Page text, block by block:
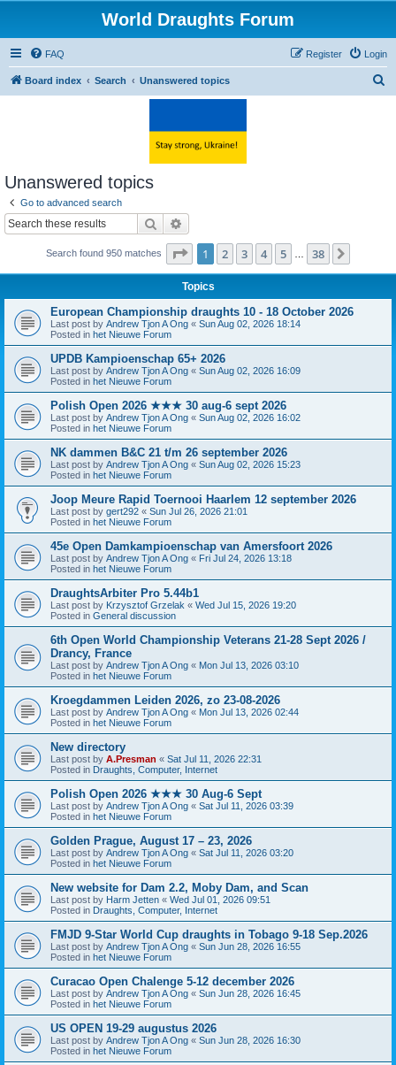
World Draughts Forum
FAQ Login
Register
Board index Search Unanswered topics
Unanswered topics
Go to advanced search
Search
Search found 950 matches Page 1of 38
1 2 3 4 5 … 38
Topics
European Championship draughts 10 - 18 October 2026
Last post by Andrew Tjon A Ong « Sun Aug 02, 2026 18:14
Posted in het Nieuwe Forum
UPDB Kampioenschap 65+ 2026
Last post by Andrew Tjon A Ong « Sun Aug 02, 2026 16:09
Posted in het Nieuwe Forum
Polish Open 2026 ★★★ 30 aug-6 sept 2026
Last post by Andrew Tjon A Ong « Sun Aug 02, 2026 16:02
Posted in het Nieuwe Forum
NK dammen B&C 21 t/m 26 september 2026
Last post by Andrew Tjon A Ong « Sun Aug 02, 2026 15:23
Posted in het Nieuwe Forum
Joop Meure Rapid Toernooi Haarlem 12 september 2026
Last post by gert292 « Sun Jul 26, 2026 21:01
Posted in het Nieuwe Forum
45e Open Damkampioenschap van Amersfoort 2026
Last post by Andrew Tjon A Ong « Fri Jul 24, 2026 13:18
Posted in het Nieuwe Forum
DraughtsArbiter Pro 5.44b1
Last post by Krzysztof Grzelak « Wed Jul 15, 2026 19:20
Posted in General discussion
6th Open World Championship Veterans 21-28 Sept 2026 /
Drancy, France
Last post by Andrew Tjon A Ong « Mon Jul 13, 2026 03:10
Posted in het Nieuwe Forum
Kroegdammen Leiden 2026, zo 23-08-2026
Last post by Andrew Tjon A Ong « Mon Jul 13, 2026 02:44
Posted in het Nieuwe Forum
New directory
Last post by A.Presman « Sat Jul 11, 2026 22:31
Posted in Draughts, Computer, Internet
Polish Open 2026 ★★★ 30 Aug-6 Sept
Last post by Andrew Tjon A Ong « Sat Jul 11, 2026 03:39
Posted in het Nieuwe Forum
Golden Prague, August 17 – 23, 2026
Last post by Andrew Tjon A Ong « Sat Jul 11, 2026 03:20
Posted in het Nieuwe Forum
New website for Dam 2.2, Moby Dam, and Scan
Last post by Harm Jetten « Wed Jul 01, 2026 09:51
Posted in Draughts, Computer, Internet
FMJD 9-Star World Cup draughts in Tobago 9-18 Sep.2026
Last post by Andrew Tjon A Ong « Sun Jun 28, 2026 16:55
Posted in het Nieuwe Forum
Curacao Open Chalenge 5-12 december 2026
Last post by Andrew Tjon A Ong « Sun Jun 28, 2026 16:45
Posted in het Nieuwe Forum
US OPEN 19-29 augustus 2026
Last post by Andrew Tjon A Ong « Sun Jun 28, 2026 16:30
Posted in het Nieuwe Forum